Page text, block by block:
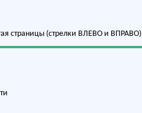
страницы (стрелки ВЛЕВО и ВПРАВО)